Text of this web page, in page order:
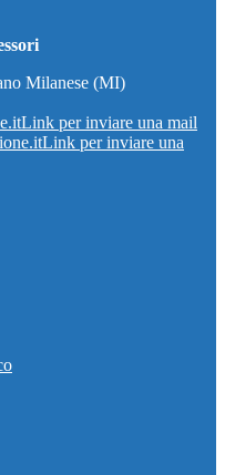
Milanese (MI)
Link per inviare una mail
Link per inviare una